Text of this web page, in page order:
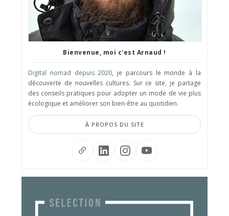
Bienvenue, moi c'est Arnaud !
Digital nomad depuis 2020, je parcours le monde à la
découverte de nouvelles cultures. Sur ce site, je partage
des conseils pratiques pour adopter un mode de vie plus
écologique et améliorer son bien-être au quotidien.
À PROPOS DU SITE